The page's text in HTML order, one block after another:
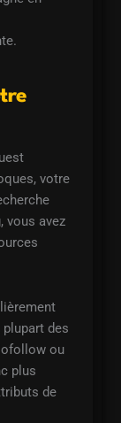
votre
vous avez
des
ou
plus
de